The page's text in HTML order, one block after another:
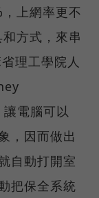
上網率更不
方式，來串
理工學院人
電腦可以
，因而做出
自動打開室
把保全系統